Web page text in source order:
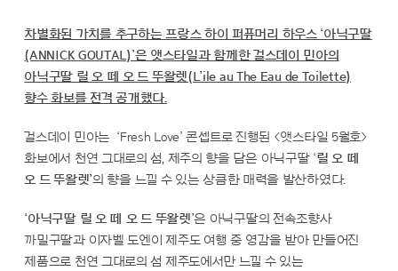
차별화된 가치를 추구하는 프랑스 하이 퍼퓨머리 하우스 ‘아닉구딸
(ANNICK GOUTAL)’은 앳스타일과 함께한 걸스데이 민아의
아닉구딸 릴 오 떼 오 드 뚜왈렛(L’ile au The Eau de Toilette)
향수 화보를 전격 공개했다.
걸스데이 민아는 ‘Fresh Love’ 콘셉트로 진행된 <앳스타일 5월호>
화보에서 천연 그대로의 섬, 제주의 향을 담은 아닉구딸 ‘릴 오 떼
오 드 뚜왈렛’의 향을 느낄 수 있는 상큼한 매력을 발산하였다.
‘아닉구딸 릴 오 떼 오 드 뚜왈렛’은 아닉구딸의 전속조향사
까밀구딸과 이자벨 도엔이 제주도 여행 중 영감을 받아 만들어진
제품으로 천연 그대로의 섬 제주도에서만 느낄 수 있는